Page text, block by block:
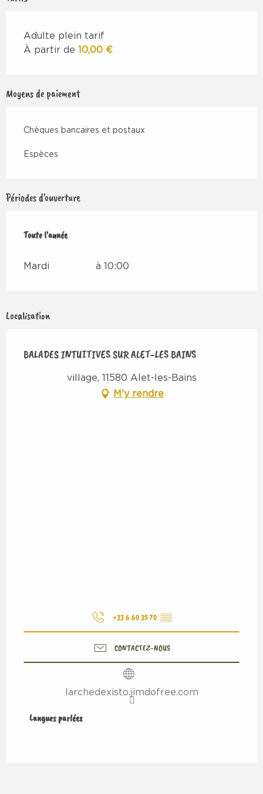
Adulte plein tarif
À partir de 10,00 €
Moyens de paiement
Chèques bancaires et postaux
Espèces
Périodes d'ouverture
Toute l'année
Toute l'année
Mardi à 10:00
Localisation
BALADES INTUITIVES SUR ALET-LES BAINS
village, 11580 Alet-les-Bains
M'y rendre
+33 6 60 35 70 ▒▒
CONTACTEZ-NOUS
larchedexisto.jimdofree.com
Langues parlées
Langues parlées